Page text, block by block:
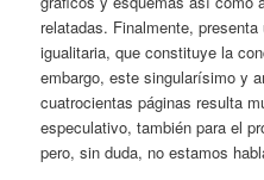
relatadas. Finalmente,
igualitaria, que constituye la
embargo, este singularísimo y
cuatrocientas páginas resulta
especulativo, también para el
pero, sin duda, no estamos